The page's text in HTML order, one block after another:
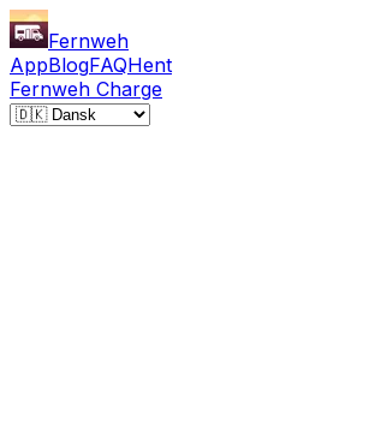
Fernweh
AppBlogFAQHent
Fernweh Charge